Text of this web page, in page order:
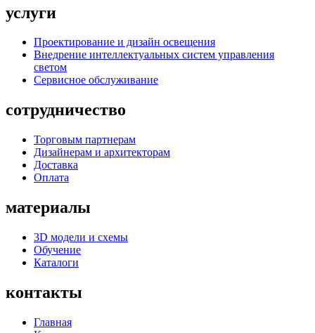
услуги
Проектирование и дизайн освещения
Внедрение интеллектуальных систем управления
светом
Сервисное обслуживание
сотрудничество
Торговым партнерам
Дизайнерам и архитекторам
Доставка
Оплата
материалы
3D модели и схемы
Обучение
Каталоги
контакты
Главная